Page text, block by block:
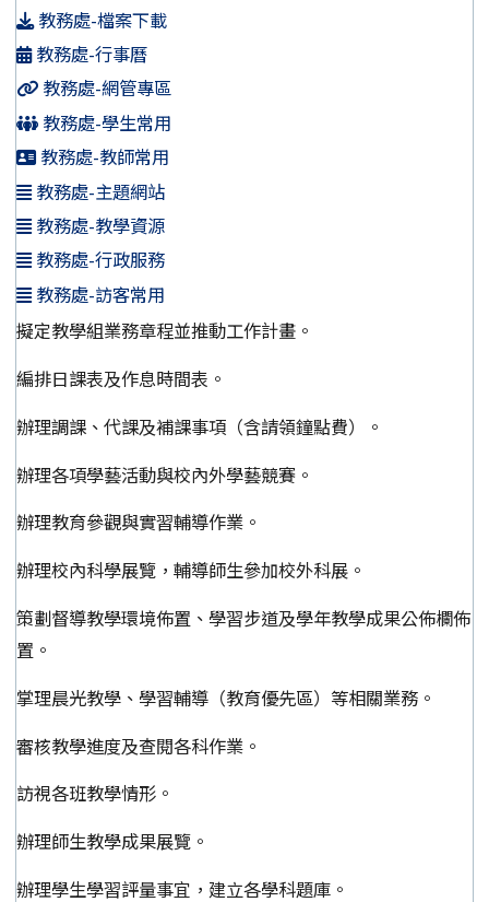
教務處-檔案下載
教務處-行事曆
教務處-網管專區
教務處-學生常用
教務處-教師常用
教務處-主題網站
教務處-教學資源
教務處-行政服務
教務處-訪客常用
擬定教學組業務章程並推動工作計畫。
編排日課表及作息時間表。
辦理調課、代課及補課事項（含請領鐘點費）。
辦理各項學藝活動與校內外學藝競賽。
辦理教育參觀與實習輔導作業。
辦理校內科學展覽，輔導師生參加校外科展。
策劃督導教學環境佈置、學習步道及學年教學成果公佈欄佈
置。
掌理晨光教學、學習輔導（教育優先區）等相關業務。
審核教學進度及查閱各科作業。
訪視各班教學情形。
辦理師生教學成果展覽。
辦理學生學習評量事宜，建立各學科題庫。